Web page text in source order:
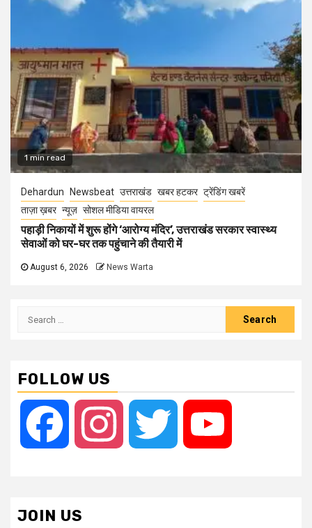
1 min read
Dehardun Newsbeat उत्तराखंड खबर हटकर ट्रेंडिंग खबरें
ताज़ा ख़बर न्यूज़ सोशल मीडिया वायरल
पहाड़ी निकायों में शुरू होंगे ‘आरोग्य मंदिर’, उत्तराखंड सरकार स्वास्थ्य
सेवाओं को घर-घर तक पहुंचाने की तैयारी में
August 6, 2026 News Warta
Search
FOLLOW US
Facebook Instagram Twitter
JOIN US